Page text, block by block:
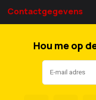
Contactgegevens
Hou me op